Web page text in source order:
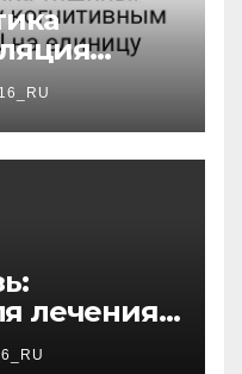
на
лечения